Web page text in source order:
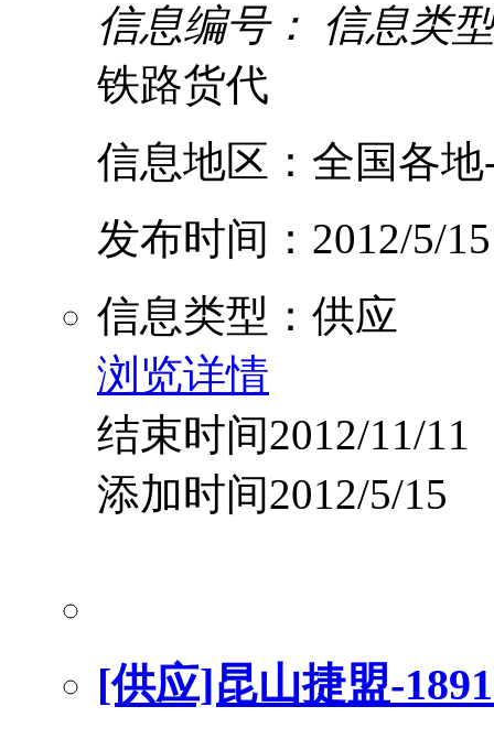
信息编号： 信息类
铁路货代
信息地区：全国各
发布时间：2012/5/15
信息类型：供应
浏览详情
结束时间2012/11/11
添加时间2012/5/15
[供应]昆山捷盟-